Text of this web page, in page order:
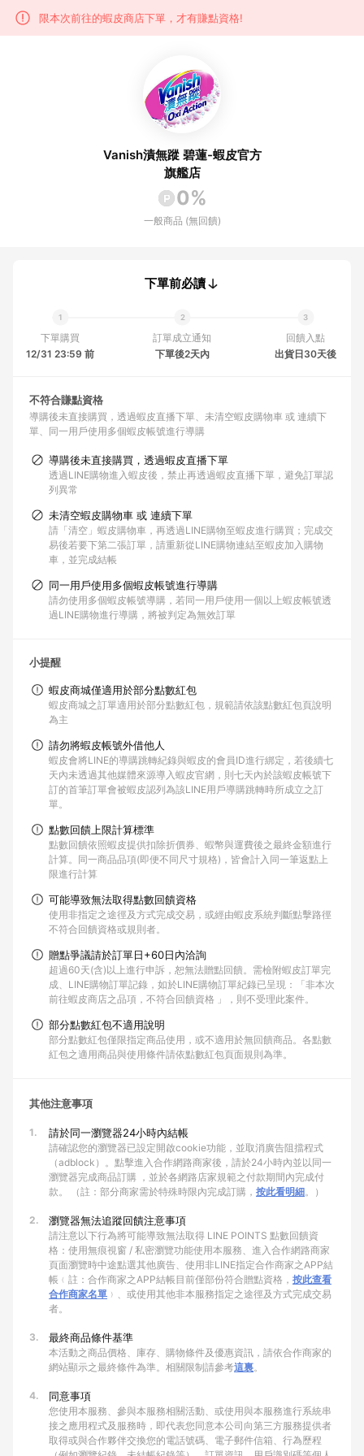
限本次前往的蝦皮商店下單，才有賺點資格!
Vanish漬無蹤 碧蓮-蝦皮官方
旗艦店
0%
一般商品 (無回饋)
下單前必讀
下單購買
12/31 23:59 前
訂單成立通知
下單後2天內
回饋入點
出貨日30天後
不符合賺點資格
導購後未直接購買，透過蝦皮直播下單
未清空蝦皮購物車 或 連續下
單
同一用戶使用多個蝦皮帳號進行導購
導購後未直接購買，透過蝦皮直播下單
透過LINE購物進入蝦皮後，禁止再透過蝦皮直播下單，避免訂單認
列異常
未清空蝦皮購物車 或 連續下單
請「清空」蝦皮購物車，再透過LINE購物至蝦皮進行購買；完成交
易後若要下第二張訂單，請重新從LINE購物連結至蝦皮加入購物
車，並完成結帳
同一用戶使用多個蝦皮帳號進行導購
請勿使用多個蝦皮帳號導購，若同一用戶使用一個以上蝦皮帳號透
過LINE購物進行導購，將被判定為無效訂單
小提醒
蝦皮商城僅適用於部分點數紅包
蝦皮商城之訂單適用於部分點數紅包，規範請依該點數紅包頁說明
為主
請勿將蝦皮帳號外借他人
蝦皮會將LINE的導購跳轉紀錄與蝦皮的會員ID進行綁定，若後續七
天內未透過其他媒體來源導入蝦皮官網，則七天內於該蝦皮帳號下
訂的首筆訂單會被蝦皮認列為該LINE用戶導購跳轉時所成立之訂
單。
點數回饋上限計算標準
點數回饋依照蝦皮提供扣除折價券、蝦幣與運費後之最終金額進行
計算。同一商品品項(即便不同尺寸規格)，皆會計入同一筆返點上
限進行計算
可能導致無法取得點數回饋資格
使用非指定之途徑及方式完成交易，或經由蝦皮系統判斷點擊路徑
不符合回饋資格或規則者。
贈點爭議請於訂單日+60日內洽詢
超過60天(含)以上進行申訴，恕無法贈點回饋。需檢附蝦皮訂單完
成、LINE購物訂單記錄，如於LINE購物訂單紀錄已呈現：「非本次
前往蝦皮商店之品項，不符合回饋資格 」，則不受理此案件。
部分點數紅包不適用說明
部分點數紅包僅限指定商品使用，或不適用於無回饋商品。各點數
紅包之適用商品與使用條件請依點數紅包頁面規則為準。
其他注意事項
1. 請於同一瀏覽器24小時內結帳
請確認您的瀏覽器已設定開啟cookie功能，並取消廣告阻擋程式
（adblock）。點擊進入合作網路商家後，請於24小時內並以同一
瀏覽器完成商品訂購 ，並於各網路店家規範之付款期間內完成付
款。 （註：部分商家需於特殊時限內完成訂購， 按此看明細。）
2. 瀏覽器無法追蹤回饋注意事項
請注意以下行為將可能導致無法取得 LINE POINTS 點數回饋資
格：使用無痕視窗 / 私密瀏覽功能使用本服務、進入合作網路商家
頁面瀏覽時中途點選其他廣告、使用非LINE指定合作商家之APP結
帳﹙註：合作商家之APP結帳目前僅部份符合贈點資格， 按此查看
合作商家名單 ﹚、或使用其他非本服務指定之途徑及方式完成交易
者。
3. 最終商品條件基準
本活動之商品價格、庫存、購物條件及優惠資訊，請依合作商家的
網站顯示之最終條件為準。相關限制請參考這裏。
4. 同意事項
您使用本服務、參與本服務相關活動、或使用與本服務進行系統串
接之應用程式及服務時，即代表您同意本公司向第三方服務提供者
取得或與合作夥伴交換您的電話號碼、電子郵件信箱、行為歷程